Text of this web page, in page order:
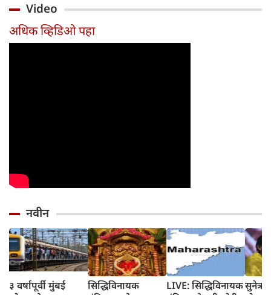
जाणून घ्या
संपतील आणि शुभ
दिवसांची सुरुवात
होईल
तुम्हाला ठाऊक
Video
अधिक व्हिडिओ पहा
नवीन
३ वर्षांपूर्वी मुंबई
सिद्धिविनायक
LIVE: सिद्धिविनायकसुनेत्रा